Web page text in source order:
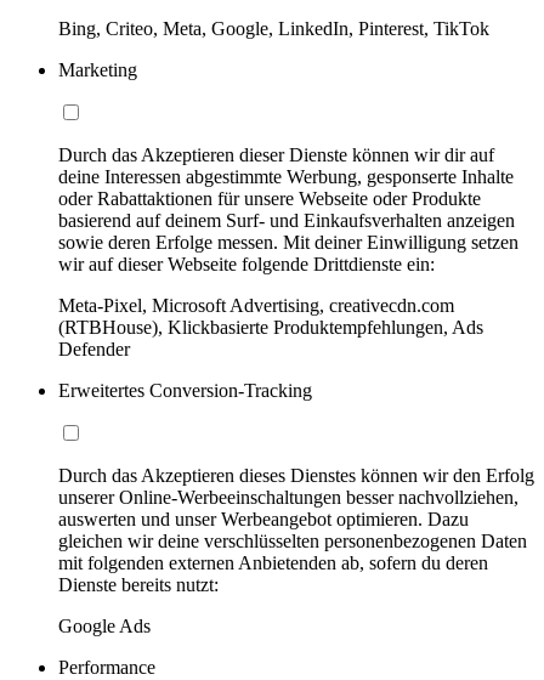
Bing, Criteo, Meta, Google, LinkedIn, Pinterest, TikTok
Marketing
Durch das Akzeptieren dieser Dienste können wir dir auf
deine Interessen abgestimmte Werbung, gesponserte Inhalte
oder Rabattaktionen für unsere Webseite oder Produkte
basierend auf deinem Surf- und Einkaufsverhalten anzeigen
sowie deren Erfolge messen. Mit deiner Einwilligung setzen
wir auf dieser Webseite folgende Drittdienste ein:
Meta-Pixel, Microsoft Advertising, creativecdn.com
(RTBHouse), Klickbasierte Produktempfehlungen, Ads
Defender
Erweitertes Conversion-Tracking
Durch das Akzeptieren dieses Dienstes können wir den Erfolg
unserer Online-Werbeeinschaltungen besser nachvollziehen,
auswerten und unser Werbeangebot optimieren. Dazu
gleichen wir deine verschlüsselten personenbezogenen Daten
mit folgenden externen Anbietenden ab, sofern du deren
Dienste bereits nutzt:
Google Ads
Performance